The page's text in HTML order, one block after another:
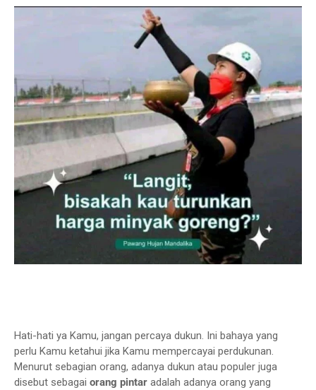
Hati-hati ya Kamu, jangan percaya dukun. Ini bahaya yang
perlu Kamu ketahui jika Kamu mempercayai perdukunan.
Menurut sebagian orang, adanya dukun atau populer juga
disebut sebagai orang pintar adalah adanya orang yang